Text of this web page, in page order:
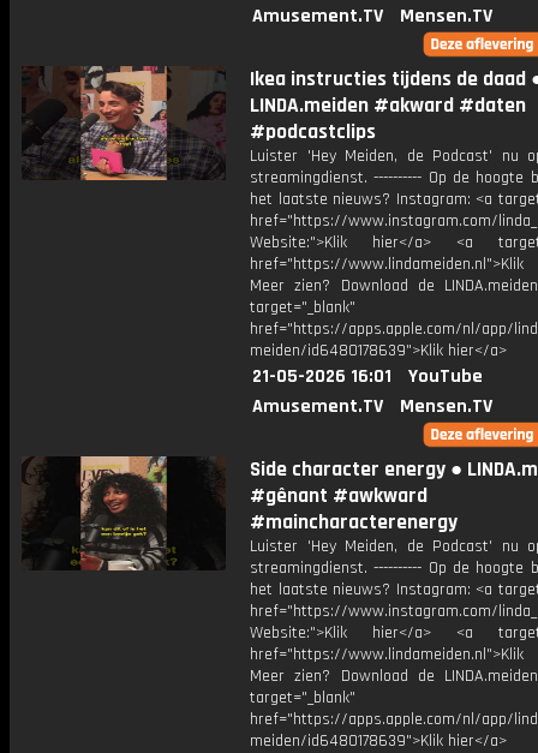
Amusement.TV
Mensen.TV
Ikea instructies tijdens de daad
LINDA.meiden #akward #daten
#podcastclips
Luister 'Hey Meiden, de Podcast' nu
streamingdienst. ---------- Op de hoogte
het laatste nieuws? Instagram: <a
href="https://www.instagram.com/
Website:">Klik hier</a> <a
href="https://
Meer zien? Download de
target="_blank"
href="https://apps.apple.com/nl/app/
meiden/id6480178639">Klik hier</a>
21-05-2026 16:01
YouTube
Amusement.TV
Mensen.TV
Side character energy ●
#gênant #awkward
#maincharacterenergy
Luister 'Hey Meiden, de Podcast' nu
streamingdienst. ---------- Op de hoogte
het laatste nieuws? Instagram: <a
href="https://www.instagram.com/
Website:">Klik hier</a> <a
href="https://
Meer zien? Download de
target="_blank"
href="https://apps.apple.com/nl/app/
meiden/id6480178639">Klik hier</a>